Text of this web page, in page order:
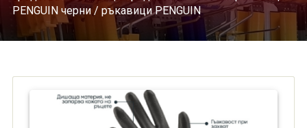
PENGUIN черни/ ръкавици PENGUIN